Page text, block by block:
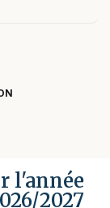
l'année
2027